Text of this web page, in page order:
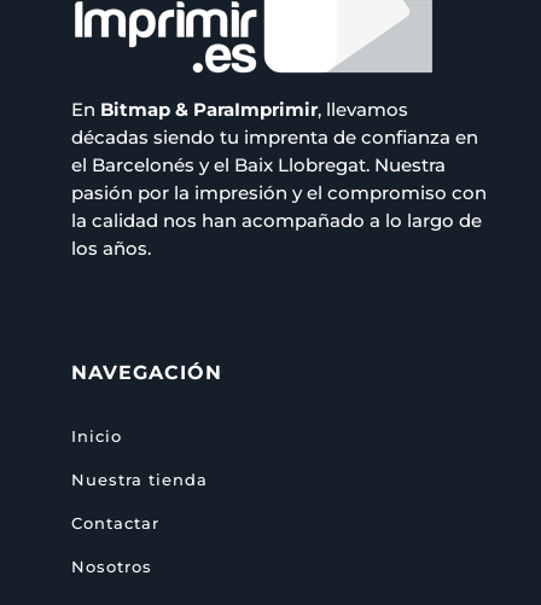
En Bitmap & ParaImprimir, llevamos
décadas siendo tu imprenta de confianza en
el Barcelonés y el Baix Llobregat. Nuestra
pasión por la impresión y el compromiso con
la calidad nos han acompañado a lo largo de
los años.
NAVEGACIÓN
Inicio
Nuestra tienda
Contactar
Nosotros